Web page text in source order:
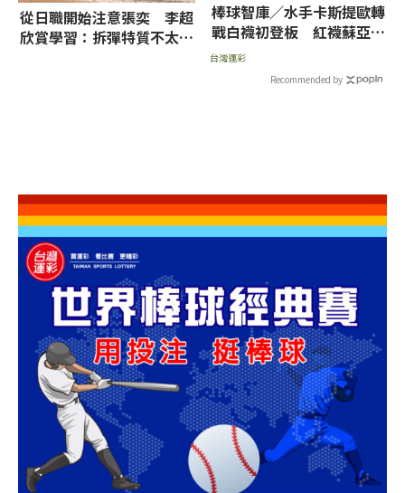
從日職開始注意張奕 李超
欣賞學習：拆彈特質不太一
棒球智庫／水手卡斯提歐轉
戰白襪初登板 紅襪蘇亞雷
茲挨轟率低推薦讓分
台灣運彩
Recommended by